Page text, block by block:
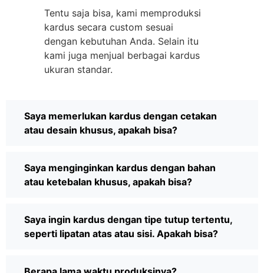
Tentu saja bisa, kami memproduksi
kardus secara custom sesuai
dengan kebutuhan Anda. Selain itu
kami juga menjual berbagai kardus
ukuran standar.
Saya memerlukan kardus dengan cetakan
atau desain khusus, apakah bisa?
Saya menginginkan kardus dengan bahan
atau ketebalan khusus, apakah bisa?
Saya ingin kardus dengan tipe tutup tertentu,
seperti lipatan atas atau sisi. Apakah bisa?